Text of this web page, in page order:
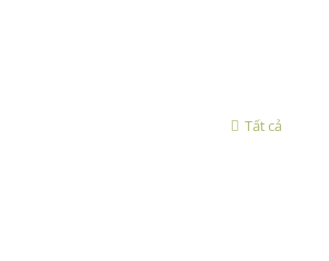
Tất cả